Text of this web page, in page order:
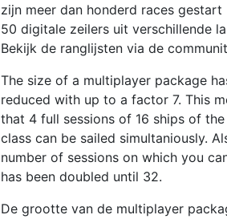
zijn meer dan honderd races gestart
50 digitale zeilers uit verschillende
Bekijk de ranglijsten via de
The size of a multiplayer package
reduced with up to a factor 7. This
that 4 full sessions of 16 ships of
class can be sailed simultaniously.
number of sessions on which you
has been doubled until 32.
De grootte van de multiplayer